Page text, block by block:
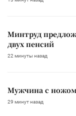
Минтруд
двух пенсий
22 минуты назад
Мужчина с ножом
29 минут назад